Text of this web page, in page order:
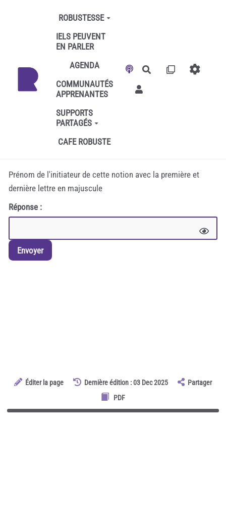
Aller au contenu principal
ROBUSTESSE
IELS PEUVENT
EN PARLER
AGENDA
COMMUNAUTÉS
APPRENANTES
SUPPORTS
PARTAGÉS
CAFE ROBUSTE
Rechercher
Prénom de l'initiateur de cette notion avec la première et
dernière lettre en majuscule
Réponse :
Envoyer
Éditer la page Dernière édition : 03 Dec 2025
Partager
PDF